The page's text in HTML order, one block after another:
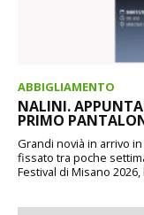
ABBIGLIAMENTO
NALINI.
PRIMO
Grandi novià in arrivo
fissato tra poche
Festival di Misano